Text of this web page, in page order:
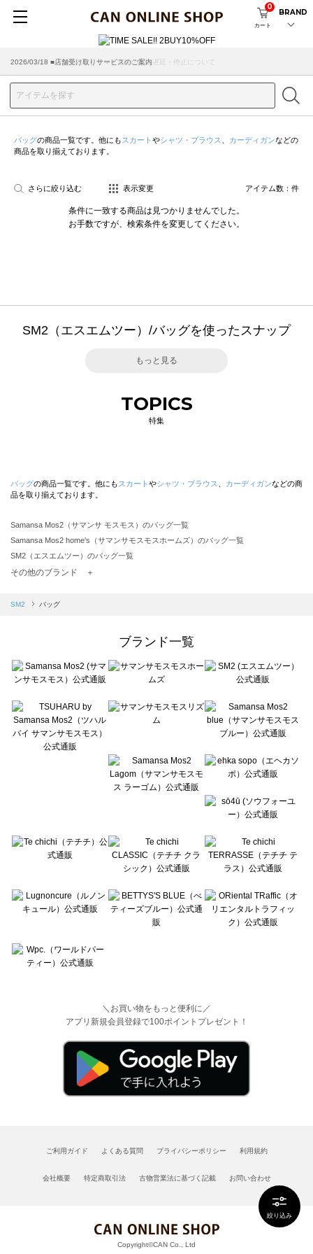
カート
0
BRAND
2026/07/29 ■【お知らせ】ヤマト運輸の配送遅延・停止について
2026/03/18 ■店舗受け取りサービスのご案内
絞り込み
バッグの商品一覧です。他にも スカート やシャツ・ブラウス カーディガンなどの
商品を取り揃えております。
さらに絞り込む 表示変更 アイテム数： 件
条件に一致する商品は見つかりませんでした。
お手数ですが、検索条件を変更してください。
SM2（エスエムツー）/バッグを使ったスナップ
もっと見る
TOPICS
特集
バッグの商品一覧です。他にも スカート やシャツ・ブラウス カーディガンなどの商
品を取り揃えております。
Samansa Mos2（サマンサ モスモス）のバッグ一覧
Samansa Mos2 home's（サマンサモスモスホームズ）のバッグ一覧
SM2（エスエムツー）のバッグ一覧
TSUHARU by Samansa Mos2（ツハルバイサマンサモスモス）のバッグ一覧
Samansa Mos2 blue（サマンサモスモス ブルー）のバッグ一覧
sō4ū（ソウフォーユー）のバッグ一覧
Te chichi（テチチ）のバッグ一覧
Te chichi CLASSIC（テチチ クラシック）のバッグ一覧
Lugnoncure（ルノンキュール）のバッグ一覧
BETTY'S BLUE（べティーズブルー）のバッグ一覧
Wpc.（ワールドパーティー）のバッグ一覧
その他のブランド ＋
SM2 バッグ
ブランド一覧
＼お買い物をもっと便利に／
アプリ新規会員登録で100ポイントプレゼント！
ご利用ガイド よくある質問 プライバシーポリシー 利用規約
会社概要 特定商取引法 古物営業法に基づく記載 お問い合わせ
Copyright©CAN Co., Ltd